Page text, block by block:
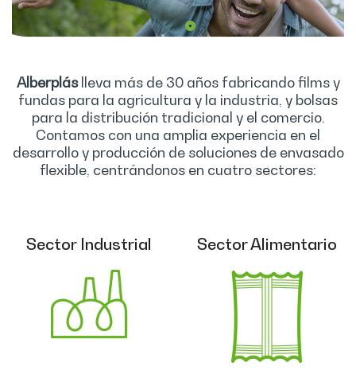
Alberpláslleva más de 30 años fabricando films y
fundas para la agricultura y la industria, y bolsas
para la distribución tradicional y el comercio.
Contamos con una amplia experiencia en el
desarrollo y producción de soluciones de envasado
flexible, centrándonos en cuatro sectores:
Sector Industrial Sector Alimentario